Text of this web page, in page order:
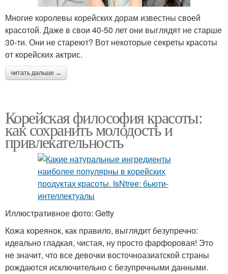
Многие королевы корейских дорам известны своей
красотой. Даже в свои 40-50 лет они выглядят не старше
30-ти. Они не стареют? Вот некоторые секреты красоты
от корейских актрис.
читать дальше →
Корейская философия красоты:
как сохранить молодость и
привлекательность
Иллюстративное фото: Getty
Кожа кореянок, как правило, выглядит безупречно:
идеально гладкая, чистая, ну просто фарфоровая! Это
не значит, что все девочки восточноазиатской страны
рождаются исключительно с безупречными данными.